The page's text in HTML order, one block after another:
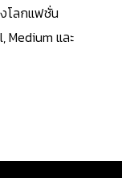
โลกแฟชั่น
Medium และ